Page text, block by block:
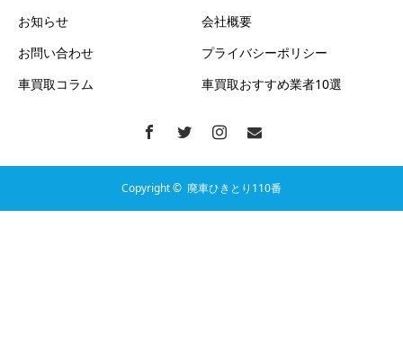
お知らせ
会社概要
お問い合わせ
プライバシーポリシー
車買取コラム
車買取おすすめ業者10選
Copyright © 廃車ひきとり110番